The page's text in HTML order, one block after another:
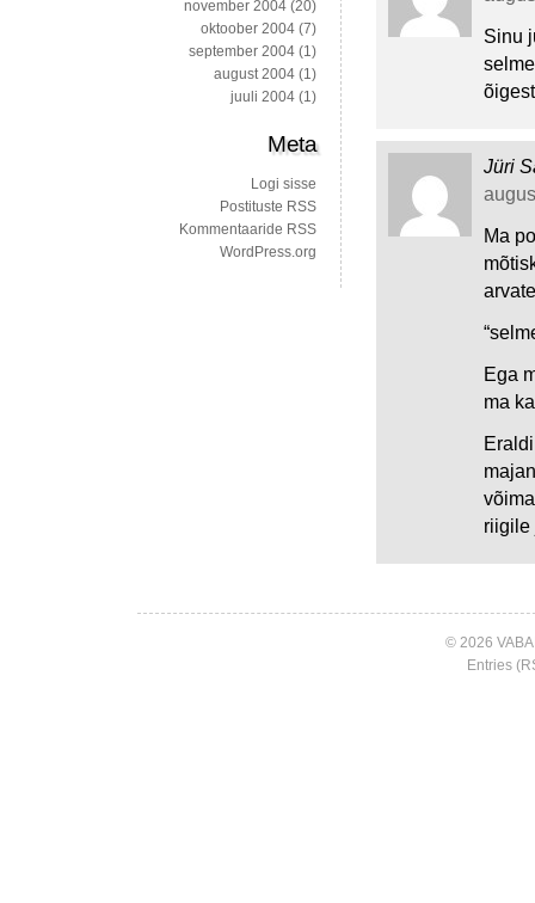
Sinu
Jüri
Ma
Ega
ma
riigile
november 2004 (20)
oktoober 2004 (7)
september 2004 (1)
august 2004 (1)
juuli 2004 (1)
Meta
Logi sisse
Postituste RSS
Kommentaaride RSS
WordPress.org
© 2026
Entries